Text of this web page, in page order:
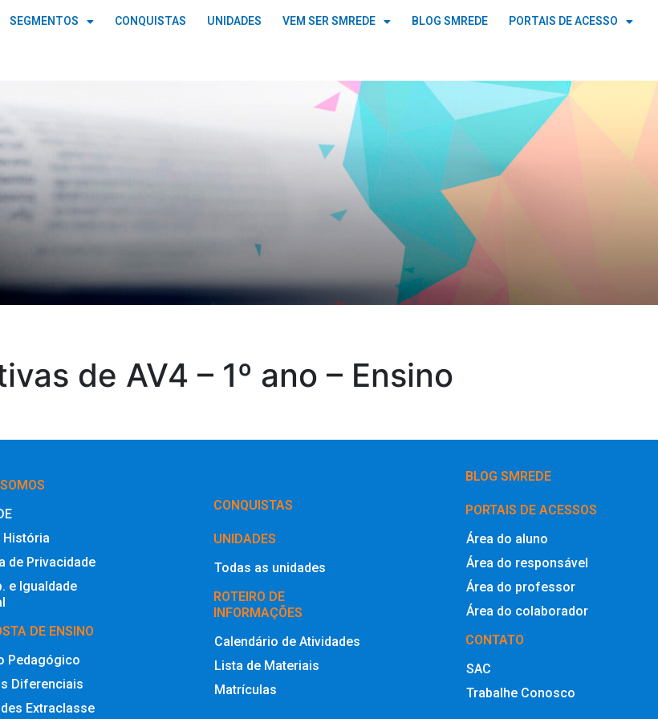
SEGMENTOS CONQUISTAS UNIDADES VEM SER SMREDE BLOG SMREDE PORTAIS DE ACESSO
de AV4 – 1º ano – Ensino
História
de Privacidade
e Igualdade
DE ENSINO
Pedagógico
Diferenciais
Extraclasse
‎CONQUISTAS
UNIDADES
Todas as unidades
ROTEIRO DE
INFORMAÇÕES
Calendário de Atividades
Lista de Materiais
Matrículas
BLOG SMREDE
PORTAIS DE ACESSOS
Área do aluno
Área do responsável
Área do professor
Área do colaborador
CONTATO
SAC
Trabalhe Conosco